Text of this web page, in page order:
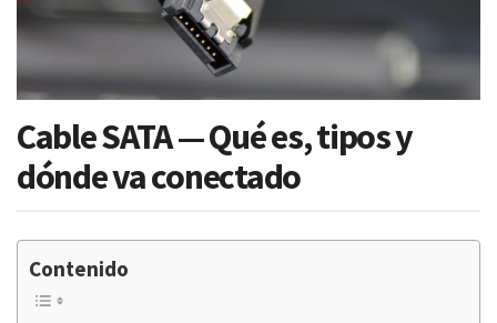
Cable SATA — Qué es, tipos y
dónde va conectado
Contenido